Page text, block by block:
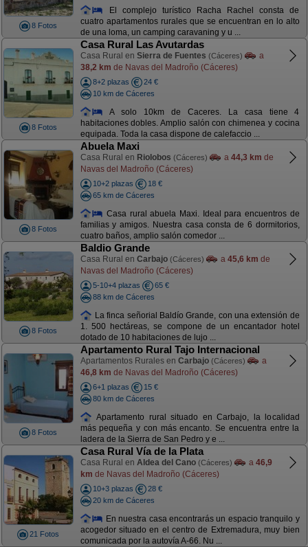
8 Fotos
El complejo turístico Racha Rachel consta de
cuatro apartamentos rurales que se encuentran en lo alto
de una loma, un camping caravaning y u ...
8 Fotos
Casa Rural Las Avutardas
Casa Rural en Sierra de Fuentes (Cáceres)
a
38,2 km de Navas del Madroño (Cáceres)
8+2 plazas
24 €
10 km de Cáceres
A solo 10km de Caceres. La casa tiene 4
habitaciones dobles. Amplio salón con chimenea y cocina
equipada. Toda la casa dispone de calefaccio ...
8 Fotos
Abuela Maxi
Casa Rural en Riolobos (Cáceres) a 44,3 km de
Navas del Madroño (Cáceres)
10+2 plazas
18 €
65 km de Cáceres
Casa rural abuela Maxi. Ideal para encuentros de
familias y amigos. Nuestra casa consta de 6 dormitorios,
cuatro baños, amplio salón comedor ...
8 Fotos
Baldio Grande
Casa Rural en Carbajo (Cáceres) a 45,6 km de
Navas del Madroño (Cáceres)
5-10+4 plazas
65 €
88 km de Cáceres
La finca señorial Baldío Grande, con una extensión de
1. 500 hectáreas, se compone de un encantador hotel
dotado de 10 habitaciones de lujo ...
8 Fotos
Apartamento Rural Tajo Internacional
Apartamentos Rurales en Carbajo (Cáceres)
a
46,8 km de Navas del Madroño (Cáceres)
6+1 plazas
15 €
80 km de Cáceres
Apartamento rural situado en Carbajo, la localidad
más pequeña y con más encanto. Se encuentra entre la
ladera de la Sierra de San Pedro y e ...
21 Fotos
Casa Rural Vía de la Plata
Casa Rural en Aldea del Cano (Cáceres) a 46,9
km de Navas del Madroño (Cáceres)
10+3 plazas
28 €
20 km de Cáceres
En nuestra casa encontrarás un espacio tranquilo y
acogedor situado en el centro de Extremadura, muy bien
comunicada por la autovía A-66. Nu ...